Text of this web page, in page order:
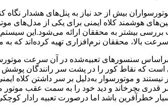
بیش از حد نیاز به پنل‌های هشدار
هوشمند ‌کلاه ایمنی برای یکی از مدل‌های
بیشتر به محققان ارائه می‌شود.این
بالا، محققان نرم‌افزاری تهیه کرده‌اند که
سنسورهای تعبیه‌شده در آن سرعت
است که نقاط کور را در پشت سر رانندگان
و موتورسوار به‌دلیل بر سر داشتن کلاه
بچرخاند و دید خود را به سمت عقب موتور
خطرآفرین باشد‌ اما درصورت تعبیه رادار